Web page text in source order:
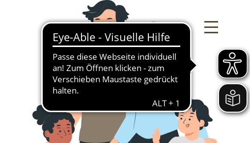
Deutsch